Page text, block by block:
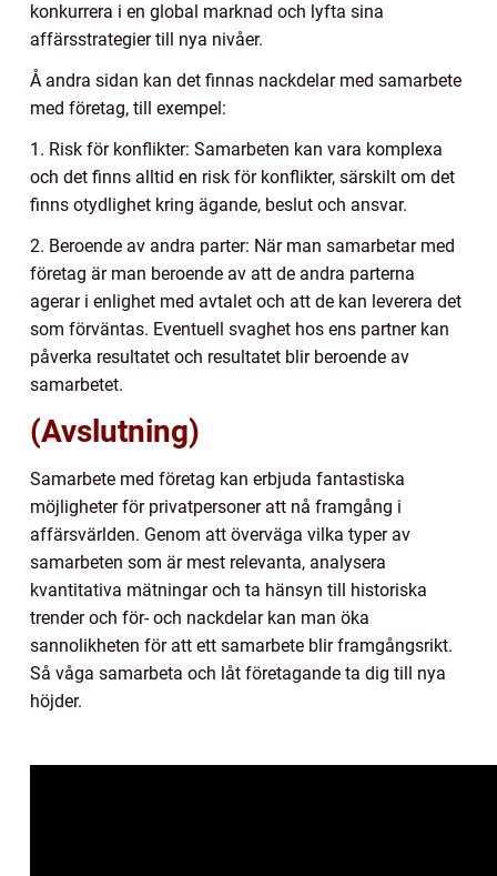
konkurrera i en global marknad och lyfta sina
affärsstrategier till nya nivåer.
Å andra sidan kan det finnas nackdelar med samarbete
med företag, till exempel:
1. Risk för konflikter: Samarbeten kan vara komplexa
och det finns alltid en risk för konflikter, särskilt om det
finns otydlighet kring ägande, beslut och ansvar.
2. Beroende av andra parter: När man samarbetar med
företag är man beroende av att de andra parterna
agerar i enlighet med avtalet och att de kan leverera det
som förväntas. Eventuell svaghet hos ens partner kan
påverka resultatet och resultatet blir beroende av
samarbetet.
(Avslutning)
Samarbete med företag kan erbjuda fantastiska
möjligheter för privatpersoner att nå framgång i
affärsvärlden. Genom att överväga vilka typer av
samarbeten som är mest relevanta, analysera
kvantitativa mätningar och ta hänsyn till historiska
trender och för- och nackdelar kan man öka
sannolikheten för att ett samarbete blir framgångsrikt.
Så våga samarbeta och låt företagande ta dig till nya
höjder.